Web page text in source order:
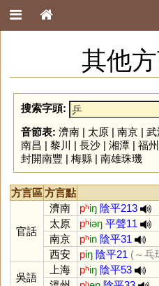
其他
搜索字頭:
音節表: 濟南| 太原| 南京| 武
南昌 | 黎川 | 長沙| 湘潭| 福州
封開南豐 | 梅縣| 南雄珠璣
方言區方言點
官話
濟南 pʰiŋ 陰平213
太原
pʰiəŋ 平聲11
南京
pʰin 陰平31
西安
piŋ 陰平21 (～乓
吳語
上海 pʰiŋ 陰平53